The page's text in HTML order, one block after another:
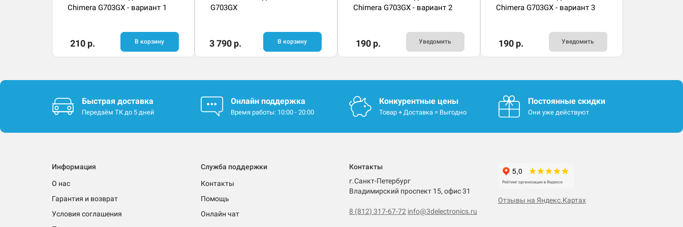
Chimera G703GX - вариант 1
210 р. В корзину
G703GX
3 790 р. В корзину
Chimera G703GX - вариант 2
190 р. Уведомить
Chimera G703GX - вариант 3
190 р. Уведомить
Быстрая доставка
Передаём ТК до 5 дней
Онлайн поддержка
Время работы: 10:00 - 20:00
Конкурентные цены
Товар + Доставка = Выгодно
Постоянные скидки
Они уже действуют
Информация
О нас
Гарантия и возврат
Условия соглашения
Служба поддержки
Контакты
Помощь
Онлайн чат
Контакты
г.Санкт-Петербург
Владимирский проспект 15, офис 31
8 (812) 317-67-72 info@3delectronics.ru
Отзывы на Яндекс.Картах